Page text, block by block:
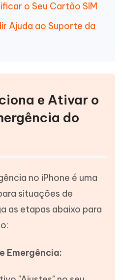
o Seu Cartão SIM
Ajuda ao Suporte da
e Ativar o
do
no iPhone é uma
situações de
as etapas abaixo para
Emergência: